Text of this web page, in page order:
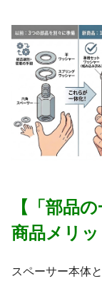
【「部品
商品メリッ
スペーサー本体